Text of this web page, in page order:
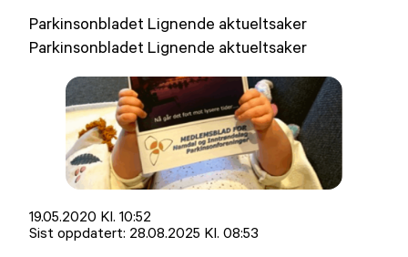
Parkinsonbladet Lignende aktueltsaker
Parkinsonbladet Lignende aktueltsaker
Lagt
ut
19.05.2020 Kl. 10:52
Sist oppdatert: 28.08.2025 Kl. 08:53